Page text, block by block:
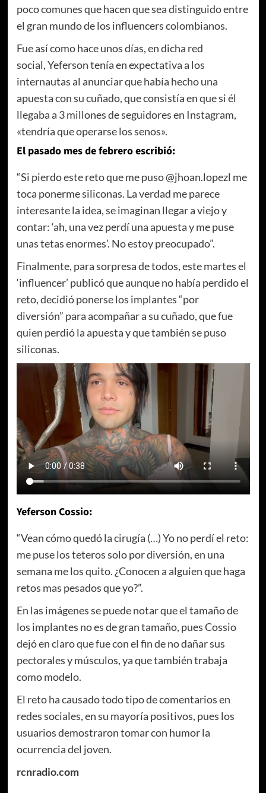
poco comunes que hacen que sea distinguido entre
el gran mundo de los influencers colombianos.
Fue así como hace unos días, en dicha red
social, Yeferson tenía en expectativa a los
internautas al anunciar que había hecho una
apuesta con su cuñado, que consistía en que si él
llegaba a 3 millones de seguidores en Instagram,
«tendría que operarse los senos».
El pasado mes de febrero escribió:
“Si pierdo este reto que me puso @jhoan.lopezl me
toca ponerme siliconas. La verdad me parece
interesante la idea, se imaginan llegar a viejo y
contar: ‘ah, una vez perdí una apuesta y me puse
unas tetas enormes’. No estoy preocupado”.
Finalmente, para sorpresa de todos, este martes el
‘influencer’ publicó que aunque no había perdido el
reto, decidió ponerse los implantes “por
diversión” para acompañar a su cuñado, que fue
quien perdió la apuesta y que también se puso
siliconas.
Yeferson Cossio:
“Vean cómo quedó la cirugía (…) Yo no perdí el reto:
me puse los teteros solo por diversión, en una
semana me los quito. ¿Conocen a alguien que haga
retos mas pesados que yo?”.
En las imágenes se puede notar que el tamaño de
los implantes no es de gran tamaño, pues Cossio
dejó en claro que fue con el fin de no dañar sus
pectorales y músculos, ya que también trabaja
como modelo.
El reto ha causado todo tipo de comentarios en
redes sociales, en su mayoría positivos, pues los
usuarios demostraron tomar con humor la
ocurrencia del joven.
rcnradio.com